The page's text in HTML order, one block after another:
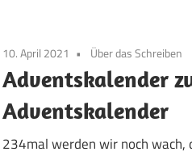
10. April 2021 Über das Schreiben
Adventskalender
Adventskalender
234mal werden wir noch wach,